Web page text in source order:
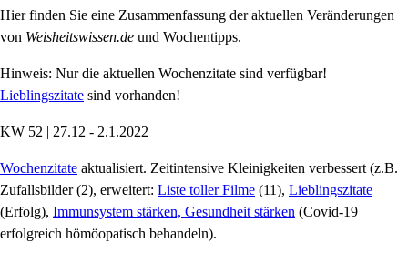
Hier finden Sie eine Zusammenfassung der aktuellen Veränderungen
von Weisheitswissen.de und Wochentipps.
Hinweis: Nur die aktuellen Wochenzitate sind verfügbar!
Lieblingszitate sind vorhanden!
KW 52 | 27.12 - 2.1.2022
Wochenzitate aktualisiert. Zeitintensive Kleinigkeiten verbessert (z.B.
Zufallsbilder (2), erweitert: Liste toller Filme (11), Lieblingszitate
(Erfolg), Immunsystem stärken, Gesundheit stärken (Covid-19
erfolgreich hömöopatisch behandeln).